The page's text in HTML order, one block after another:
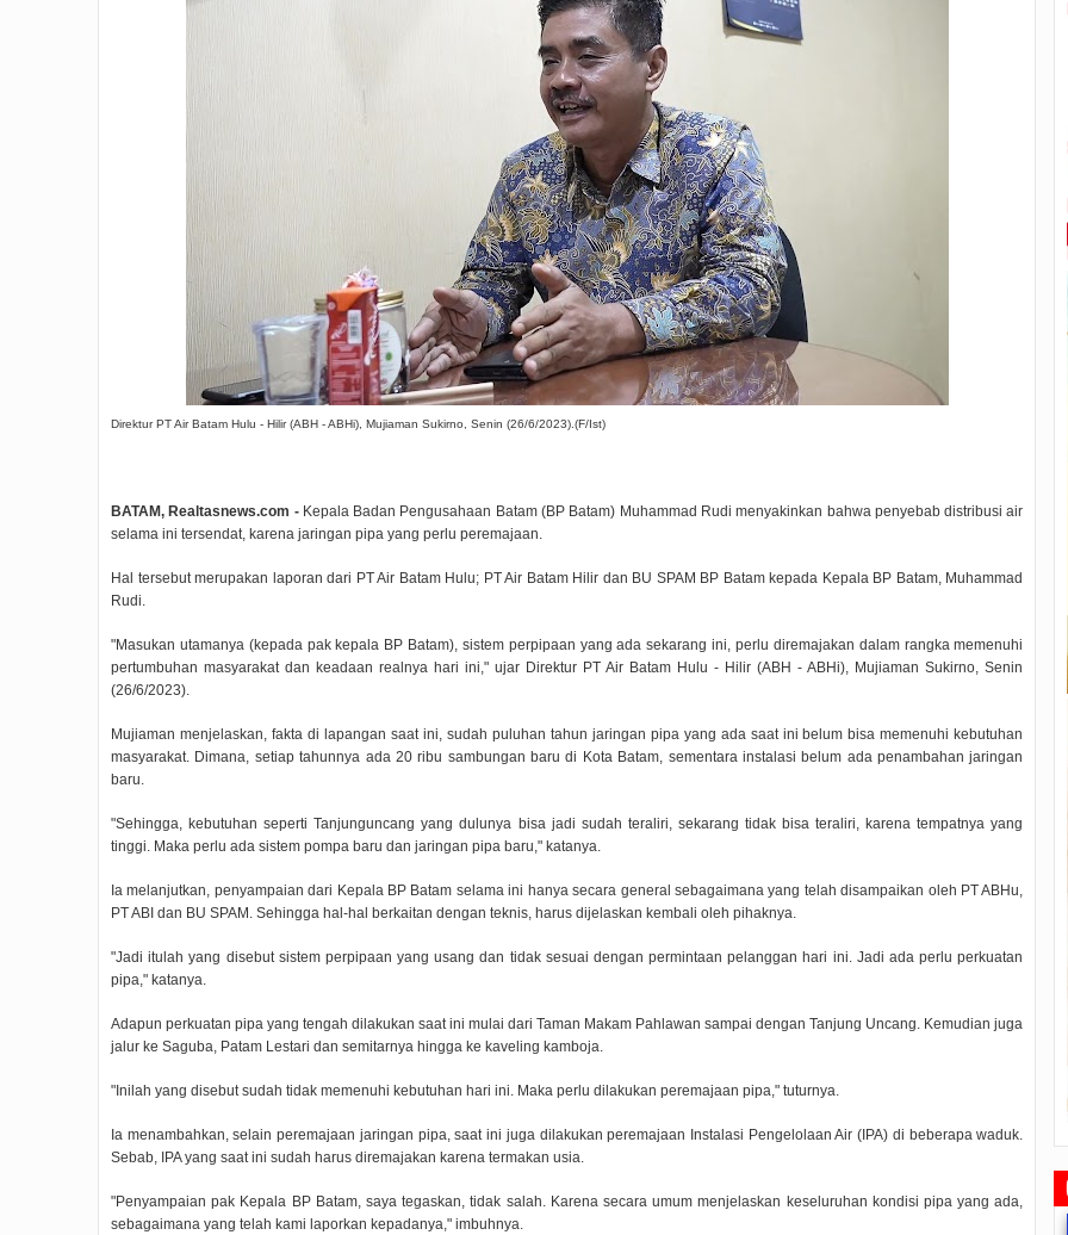
Direktur PT Air Batam Hulu - Hilir (ABH - ABHi), Mujiaman Sukirno, Senin (26/6/2023).(F/Ist)
BATAM, Realtasnews.com -Kepala Badan Pengusahaan Batam (BP Batam) Muhammad Rudi menyakinkan bahwa penyebab distribusi air
selama ini tersendat, karena jaringan pipa yang perlu peremajaan.
Hal tersebut merupakan laporan dari PT Air Batam Hulu; PT Air Batam Hilir dan BU SPAM BP Batam kepada Kepala BP Batam, Muhammad
Rudi.
"Masukan utamanya (kepada pak kepala BP Batam), sistem perpipaan yang ada sekarang ini, perlu diremajakan dalam rangka memenuhi
pertumbuhan masyarakat dan keadaan realnya hari ini," ujar Direktur PT Air Batam Hulu - Hilir (ABH - ABHi), Mujiaman Sukirno, Senin
(26/6/2023).
Mujiaman menjelaskan, fakta di lapangan saat ini, sudah puluhan tahun jaringan pipa yang ada saat ini belum bisa memenuhi kebutuhan
masyarakat. Dimana, setiap tahunnya ada 20 ribu sambungan baru di Kota Batam, sementara instalasi belum ada penambahan jaringan
baru.
"Sehingga, kebutuhan seperti Tanjunguncang yang dulunya bisa jadi sudah teraliri, sekarang tidak bisa teraliri, karena tempatnya yang
tinggi. Maka perlu ada sistem pompa baru dan jaringan pipa baru," katanya.
Ia melanjutkan, penyampaian dari Kepala BP Batam selama ini hanya secara general sebagaimana yang telah disampaikan oleh PT ABHu,
PT ABI dan BU SPAM. Sehingga hal-hal berkaitan dengan teknis, harus dijelaskan kembali oleh pihaknya.
"Jadi itulah yang disebut sistem perpipaan yang usang dan tidak sesuai dengan permintaan pelanggan hari ini. Jadi ada perlu perkuatan
pipa," katanya.
Adapun perkuatan pipa yang tengah dilakukan saat ini mulai dari Taman Makam Pahlawan sampai dengan Tanjung Uncang. Kemudian juga
jalur ke Saguba, Patam Lestari dan semitarnya hingga ke kaveling kamboja.
"Inilah yang disebut sudah tidak memenuhi kebutuhan hari ini. Maka perlu dilakukan peremajaan pipa," tuturnya.
Ia menambahkan, selain peremajaan jaringan pipa, saat ini juga dilakukan peremajaan Instalasi Pengelolaan Air (IPA) di beberapa waduk.
Sebab, IPA yang saat ini sudah harus diremajakan karena termakan usia.
"Penyampaian pak Kepala BP Batam, saya tegaskan, tidak salah. Karena secara umum menjelaskan keseluruhan kondisi pipa yang ada,
sebagaimana yang telah kami laporkan kepadanya," imbuhnya.